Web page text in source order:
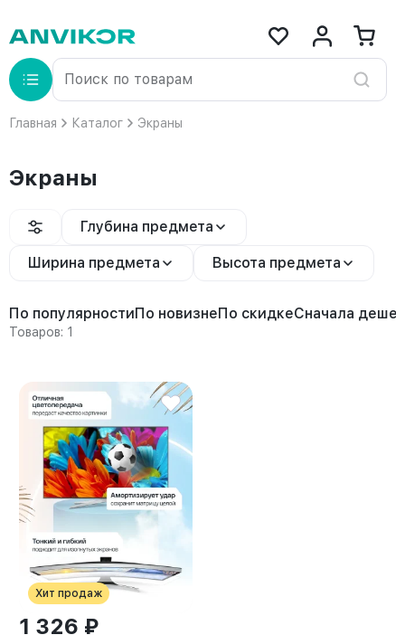
Главная Каталог Экраны
Экраны
Глубина предмета
Ширина предмета Высота предмета
По популярностиПо новизнеПо скидкеСначала
Товаров: 1
Хит продаж
1 326 ₽